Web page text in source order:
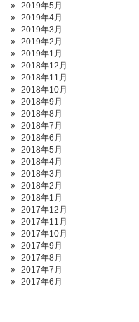
2019年5月
2019年4月
2019年3月
2019年2月
2019年1月
2018年12月
2018年11月
2018年10月
2018年9月
2018年8月
2018年7月
2018年6月
2018年5月
2018年4月
2018年3月
2018年2月
2018年1月
2017年12月
2017年11月
2017年10月
2017年9月
2017年8月
2017年7月
2017年6月